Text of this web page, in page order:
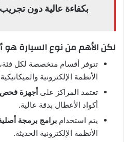
بكفاءة عالية دون
لكن الأهم من نوع السيارة
تتوفر أقسام متخصصة لكل
الأنظمة الإلكترونية
تعتمد المراكز على أجهزة
أكواد الأعطال بدقة عالية.
يتم استخدام برامج برمجة
الأنظمة الإلكترونية الحديثة.